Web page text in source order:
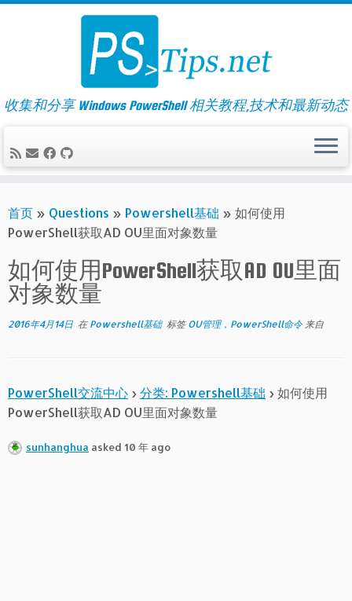
Skip
收集和分享 Windows PowerShell 相关教程,技术和最新动态
首页 » Questions » Powershell基础 » 如何使用
PowerShell获取AD OU里面对象数量
如何使用PowerShell获取AD OU里面
对象数量
2016年4月14日 在 Powershell基础 标签OU管理，PowerShell命令 来自
PowerShell交流中心 › 分类: Powershell基础 › 如何使用
PowerShell获取AD OU里面对象数量
sunhanghua asked 10 年 ago